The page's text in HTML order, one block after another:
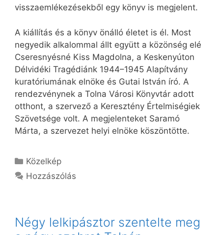
visszaemlékezésekből egy könyv is megjelent.
A kiállítás és a könyv önálló életet is él. Most
negyedik alkalommal állt együtt a közönség elé
Cseresnyésné Kiss Magdolna, a Keskenyúton
Délvidéki Tragédiánk 1944–1945 Alapítvány
kuratóriumának elnöke és Gutai István író. A
rendezvénynek a Tolna Városi Könyvtár adott
otthont, a szervező a Keresztény Értelmiségiek
Szövetsége volt. A megjelenteket Saramó
Márta, a szervezet helyi elnöke köszöntötte.
Kategória
Közelkép
Hozzászólás
Négy lelkipásztor szentelte meg